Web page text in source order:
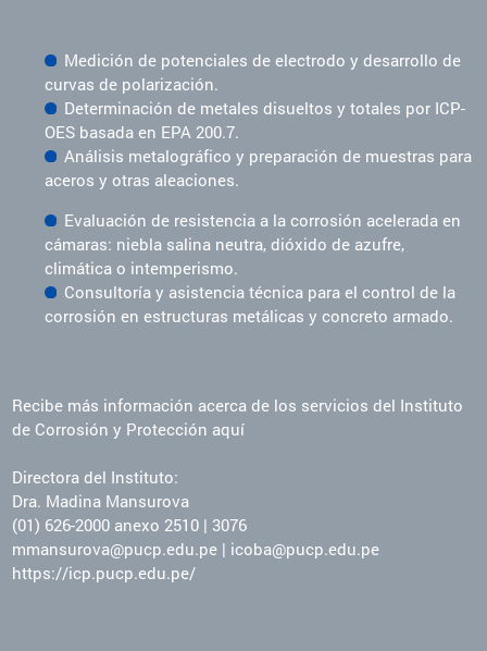
Medición de potenciales de electrodo y desarrollo de
curvas de polarización.
Determinación de metales disueltos y totales por ICP-
OES basada en EPA 200.7.
Análisis metalográfico y preparación de muestras para
aceros y otras aleaciones.
Evaluación de resistencia a la corrosión acelerada en
cámaras: niebla salina neutra, dióxido de azufre,
climática o intemperismo.
Consultoría y asistencia técnica para el control de la
corrosión en estructuras metálicas y concreto armado.
Recibe más información acerca de los servicios del Instituto
de Corrosión y Protección aquí
Directora del Instituto:
Dra. Madina Mansurova
(01) 626-2000 anexo 2510 | 3076
mmansurova@pucp.edu.pe | icoba@pucp.edu.pe
https://icp.pucp.edu.pe/